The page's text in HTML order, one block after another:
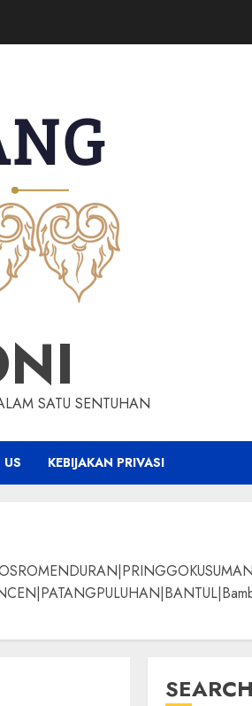
SATU SENTUHAN
KEBIJAKAN PRIVASI
SEARCH